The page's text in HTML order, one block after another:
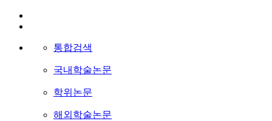
통합검색
국내학술논문
학위논문
해외학술논문